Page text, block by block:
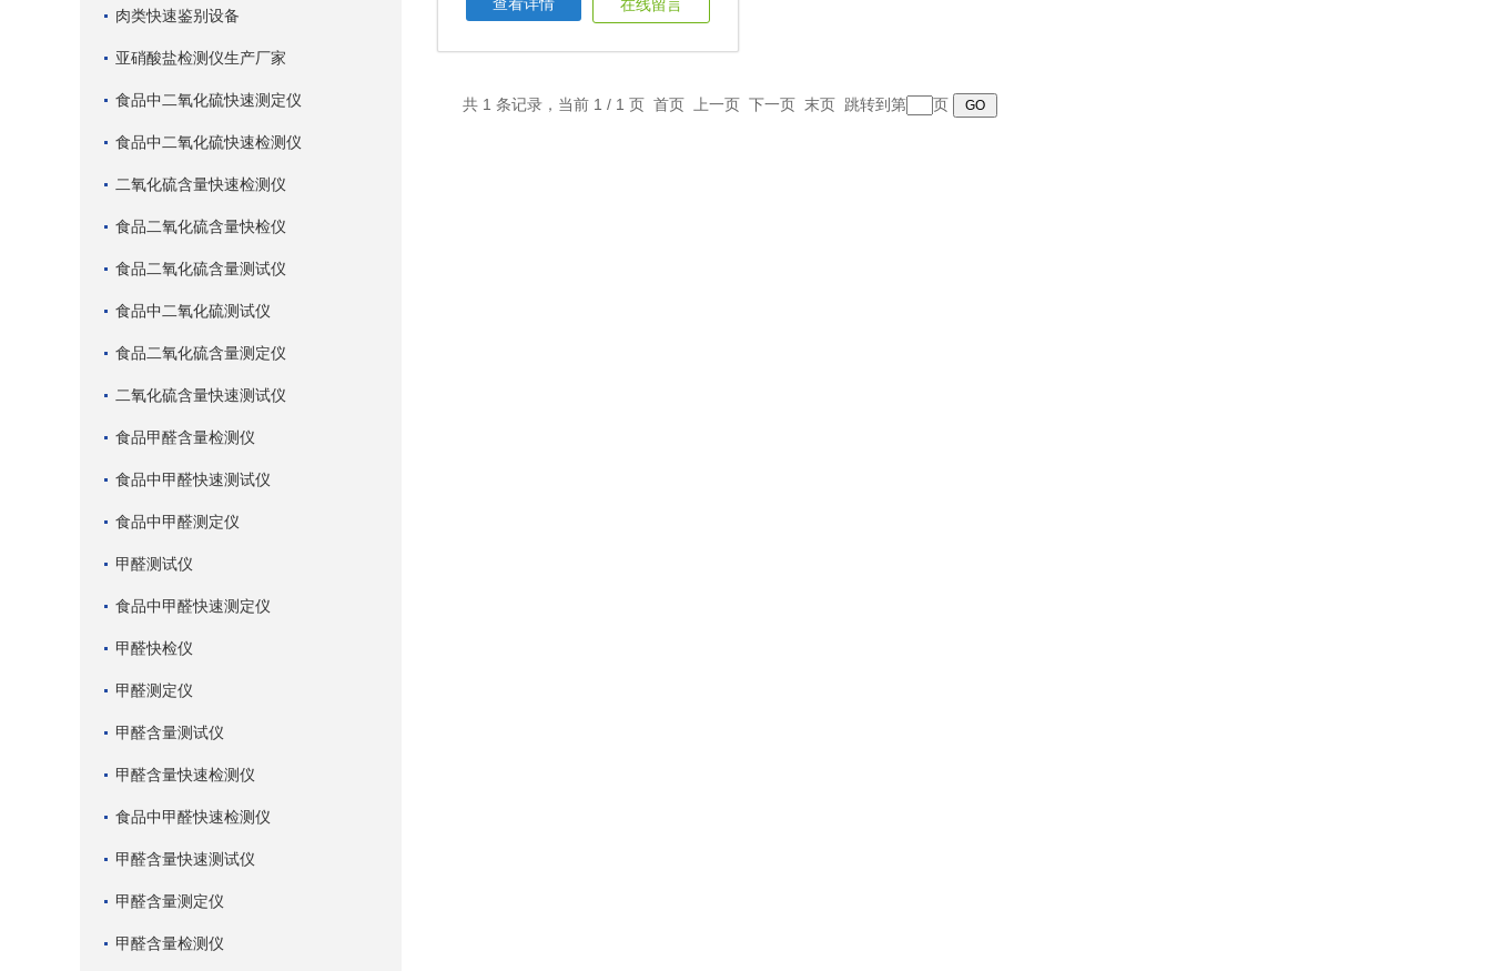
肉类快速鉴别设备
亚硝酸盐检测仪生产厂家
食品中二氧化硫快速测定仪
食品中二氧化硫快速检测仪
二氧化硫含量快速检测仪
食品二氧化硫含量快检仪
食品二氧化硫含量测试仪
食品中二氧化硫测试仪
食品二氧化硫含量测定仪
二氧化硫含量快速测试仪
食品甲醛含量检测仪
食品中甲醛快速测试仪
食品中甲醛测定仪
甲醛测试仪
食品中甲醛快速测定仪
甲醛快检仪
甲醛测定仪
甲醛含量测试仪
甲醛含量快速检测仪
食品中甲醛快速检测仪
甲醛含量快速测试仪
甲醛含量测定仪
甲醛含量检测仪
在线留言
共 1 条记录，当前 1 / 1 页 首页 上一页 下一页 末页 跳转到第 页